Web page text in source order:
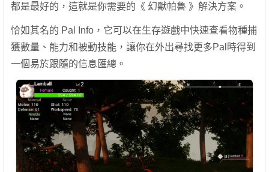
都是最好的，這就是你需要的《 幻獸帕魯 》解決方案。
恰如其名的 Pal Info，它可以在生存遊戲中快速查看物種捕
獲數量、能力和被動技能，讓你在外出尋找更多Pal時得到
一個易於跟隨的信息匯總。